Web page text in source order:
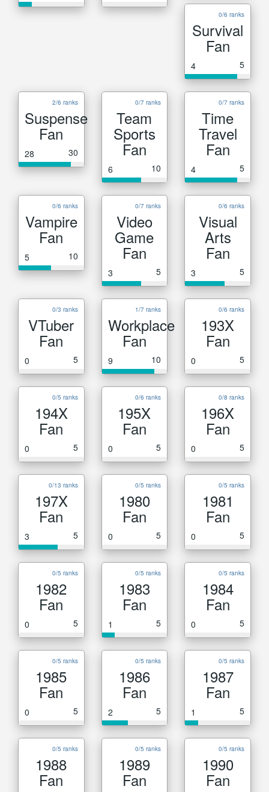
0/6 ranks
Survival
Fan
4 5
2/6 ranks
Suspense
Fan
28 30
0/7 ranks
Team
Sports
Fan
6 10
0/7 ranks
Time
Travel
Fan
4 5
0/6 ranks
Vampire
Fan
5 10
0/7 ranks
Video
Game
Fan
3 5
0/6 ranks
Visual
Arts
Fan
3 5
0/3 ranks
VTuber
Fan
0 5
1/7 ranks
Workplace
Fan
9 10
0/6 ranks
193X
Fan
0 5
0/5 ranks
194X
Fan
0 5
0/6 ranks
195X
Fan
0 5
0/8 ranks
196X
Fan
0 5
0/13 ranks
197X
Fan
3 5
0/5 ranks
1980
Fan
0 5
0/5 ranks
1981
Fan
0 5
0/5 ranks
1982
Fan
0 5
0/5 ranks
1983
Fan
1 5
0/5 ranks
1984
Fan
0 5
0/5 ranks
1985
Fan
0 5
0/5 ranks
1986
Fan
2 5
0/5 ranks
1987
Fan
1 5
0/5 ranks
1988
Fan
0/5 ranks
1989
Fan
0/5 ranks
1990
Fan